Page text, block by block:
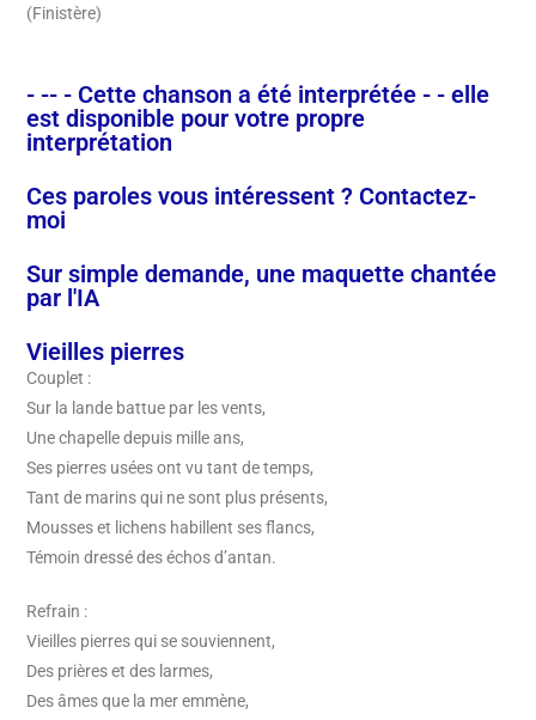
(Finistère)
- -- - Cette chanson a été interprétée - - elle
est disponible pour votre propre
interprétation
Ces paroles vous intéressent ? Contactez-
moi
Sur simple demande, une maquette chantée
par l'IA
Vieilles pierres
Couplet :
Sur la lande battue par les vents,
Une chapelle depuis mille ans,
Ses pierres usées ont vu tant de temps,
Tant de marins qui ne sont plus présents,
Mousses et lichens habillent ses flancs,
Témoin dressé des échos d’antan.
Refrain :
Vieilles pierres qui se souviennent,
Des prières et des larmes,
Des âmes que la mer emmène,